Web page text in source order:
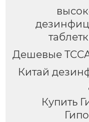
Дешевые
Китай
Купить